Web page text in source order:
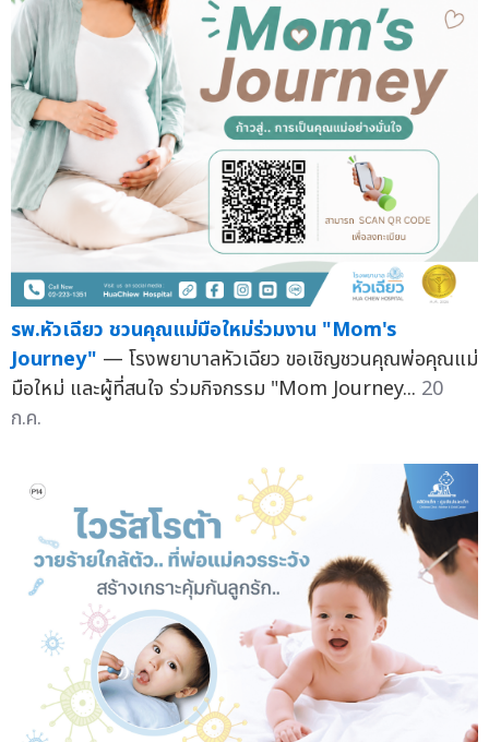
รพ.หัวเฉียว ชวนคุณแม่มือใหม่ร่วมงาน "Mom's
Journey" — โรงพยาบาลหัวเฉียว ขอเชิญชวนคุณพ่อคุณแม่
มือใหม่ และผู้ที่สนใจ ร่วมกิจกรรม "Mom Journey... 20
ก.ค.